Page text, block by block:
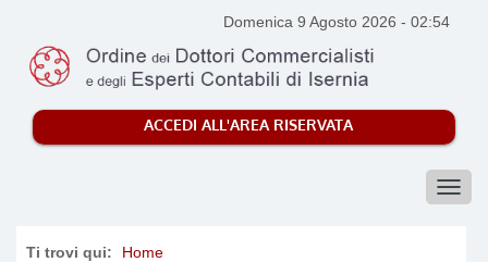
Domenica 9 Agosto 2026 - 02:54
ACCEDI ALL'AREA RISERVATA
Regolamenti
Servizi
Contatti
Ti trovi qui: Home